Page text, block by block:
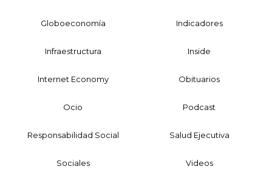
Globoeconomía Indicadores
Infraestructura Inside
Internet Economy Obituarios
Ocio Podcast
Responsabilidad Social Salud Ejecutiva
Sociales Videos